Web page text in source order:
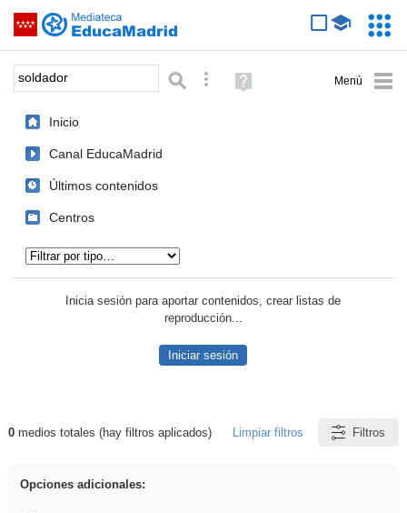
Saltar navegación
Palabra o frase: Búsqueda avanzada
Ayuda
(en
Inicio
Canal EducaMadrid
Últimos contenidos
Centros
Inicia sesión para aportar contenidos, crear listas de
reproducción...
Iniciar sesión
Resultados de: soldador
0medios totales (hay filtros aplicados) Limpiar filtros Filtros
Opciones adicionales: